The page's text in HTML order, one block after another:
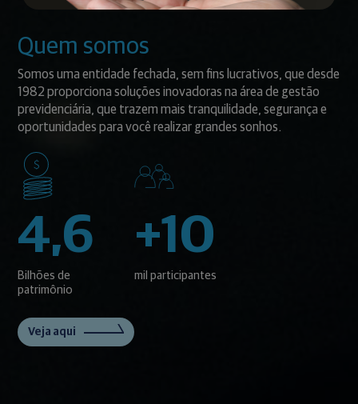
Quem somos
Somos uma entidade fechada, sem fins lucrativos, que desde
1982 proporciona soluções inovadoras na área de gestão
previdenciária, que trazem mais tranquilidade, segurança e
oportunidades para você realizar grandes sonhos.
4,6
Bilhões de
patrimônio
+10
mil participantes
Veja aqui